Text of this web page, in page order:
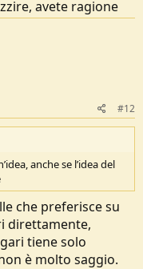
avete ragione
#12
anche se l’idea del
che preferisce su
direttamente,
tiene solo
è molto saggio.